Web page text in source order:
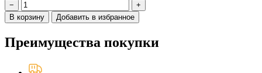
−
+
В корзину
Добавить в избранное
Преимущества покупки